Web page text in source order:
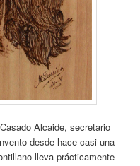
Alcaide, secretario
desde hace casi una
lleva prácticamente